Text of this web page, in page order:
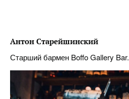
Антон Старейшинский
Старший бармен Boffo Gallery Bar.